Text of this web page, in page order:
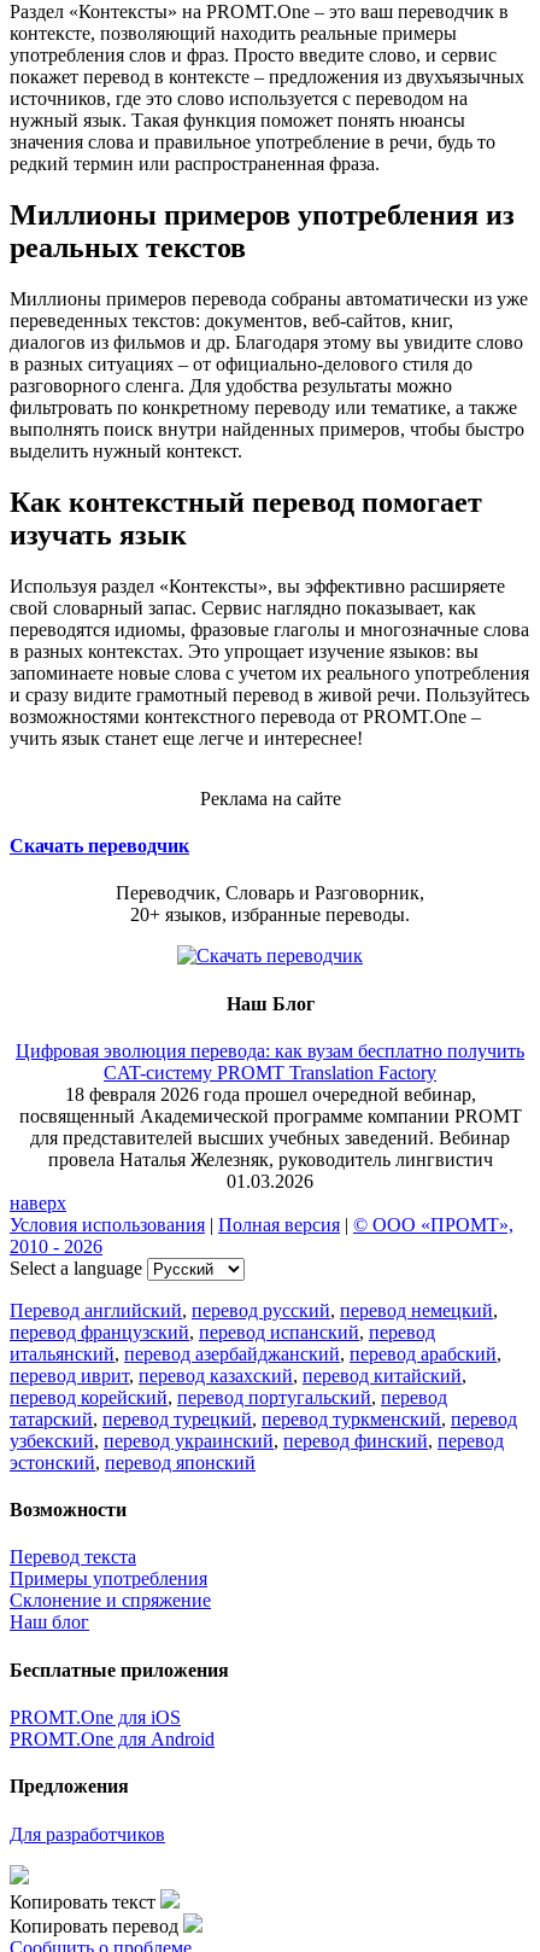
Раздел «Контексты» на PROMT.One – это ваш переводчик в
контексте, позволяющий находить реальные примеры
употребления слов и фраз. Просто введите слово, и сервис
покажет перевод в контексте – предложения из двухъязычных
источников, где это слово используется с переводом на
нужный язык. Такая функция поможет понять нюансы
значения слова и правильное употребление в речи, будь то
редкий термин или распространенная фраза.
Миллионы примеров употребления из
реальных текстов
Миллионы примеров перевода собраны автоматически из уже
переведенных текстов: документов, веб-сайтов, книг,
диалогов из фильмов и др. Благодаря этому вы увидите слово
в разных ситуациях – от официально-делового стиля до
разговорного сленга. Для удобства результаты можно
фильтровать по конкретному переводу или тематике, а также
выполнять поиск внутри найденных примеров, чтобы быстро
выделить нужный контекст.
Как контекстный перевод помогает
изучать язык
Используя раздел «Контексты», вы эффективно расширяете
свой словарный запас. Сервис наглядно показывает, как
переводятся идиомы, фразовые глаголы и многозначные слова
в разных контекстах. Это упрощает изучение языков: вы
запоминаете новые слова с учетом их реального употребления
и сразу видите грамотный перевод в живой речи. Пользуйтесь
возможностями контекстного перевода от PROMT.One –
учить язык станет еще легче и интереснее!
Реклама на сайте
Скачать переводчик
Переводчик, Словарь и Разговорник,
20+ языков, избранные переводы.
Наш Блог
Цифровая эволюция перевода: как вузам бесплатно получить
CAT-систему PROMT Translation Factory
18 февраля 2026 года прошел очередной вебинар,
посвященный Академической программе компании PROMT
для представителей высших учебных заведений. Вебинар
провела Наталья Железняк, руководитель лингвистич
01.03.2026
наверх
Условия использования | Полная версия | © ООО «ПРОМТ»,
2010 - 2026
Select a language
Перевод английский, перевод русский, перевод немецкий,
перевод французский, перевод испанский, перевод
итальянский, перевод азербайджанский, перевод арабский,
перевод иврит, перевод казахский, перевод китайский,
перевод корейский, перевод португальский, перевод
татарский, перевод турецкий, перевод туркменский, перевод
узбекский, перевод украинский, перевод финский, перевод
эстонский, перевод японский
Возможности
Перевод текста
Примеры употребления
Склонение и спряжение
Наш блог
Бесплатные приложения
PROMT.One для iOS
PROMT.One для Android
Предложения
Для разработчиков
Копировать текст
Копировать перевод
Сообщить о проблеме